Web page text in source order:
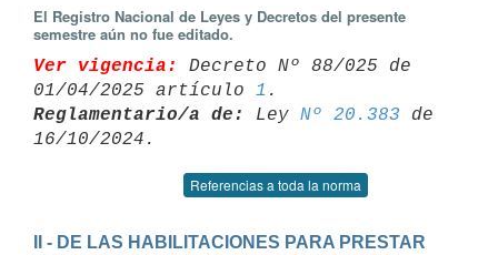
El Registro Nacional de Leyes y Decretos del presente
semestre aún no fue editado.
Ver vigencia:
Decreto Nº 88/025 de
01/04/2025 artículo 1
Reglamentario/a de:
Ley Nº 20.383 de
Referencias a toda la norma
II - DE LAS HABILITACIONES PARA PRESTAR